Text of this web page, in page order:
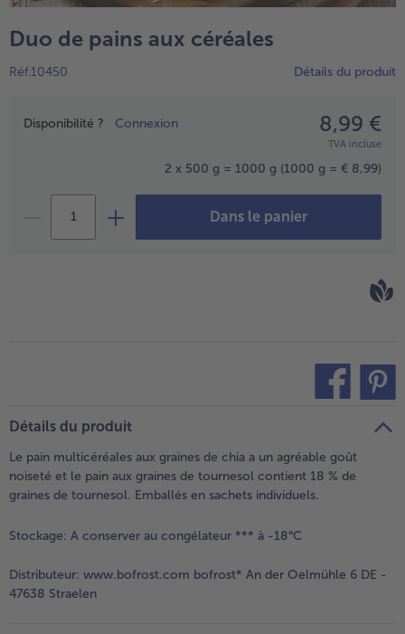
TousUstensiles de cuisine
Tousbofrost*free
Tousbofrost*plus.
Alternatives végétale
Duo de pains aux céréales
Réf.10450 Détails du produit
Prix
Disponibilité ? Connexion 8,99 €
TVA incluse
2 x 500 g = 1000 g (1000 g = € 8,99)
Dans le panier
Détails du produit
Le pain multicéréales aux graines de chia a un agréable goût
noiseté et le pain aux graines de tournesol contient 18 % de
graines de tournesol. Emballés en sachets individuels.
Stockage: A conserver au congélateur *** à -18°C
Distributeur: www.bofrost.com bofrost* An der Oelmühle 6 DE -
47638 Straelen